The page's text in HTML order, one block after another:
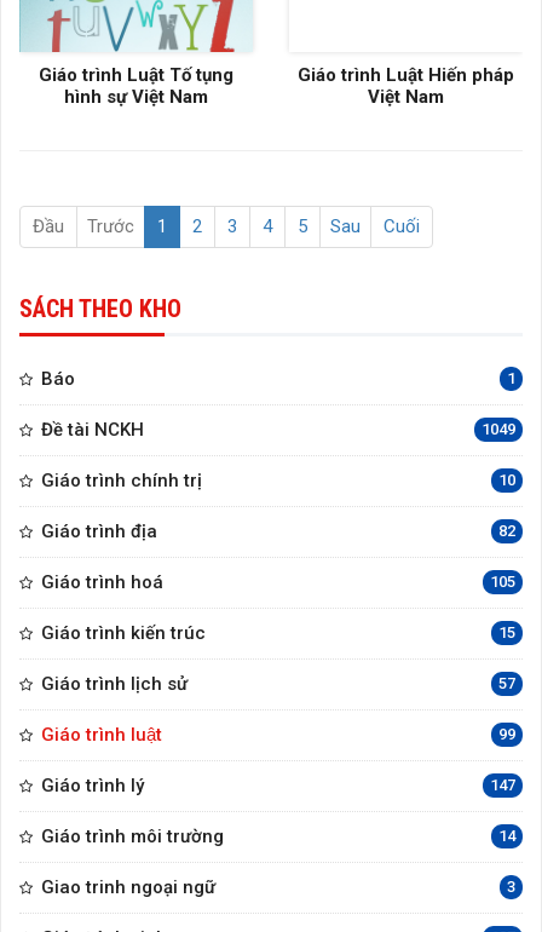
Giáo trình Luật Tố tụng
hình sự Việt Nam
Giáo trình Luật Hiến pháp
Việt Nam
Đầu Trước 1 2 3 4 5 Sau Cuối
SÁCH THEO KHO
Báo 1
Đề tài NCKH 1049
Giáo trình chính trị 10
Giáo trình địa 82
Giáo trình hoá 105
Giáo trình kiến trúc 15
Giáo trình lịch sử 57
Giáo trình luật 99
Giáo trình lý 147
Giáo trình môi trường 14
Giao trinh ngoại ngữ 3